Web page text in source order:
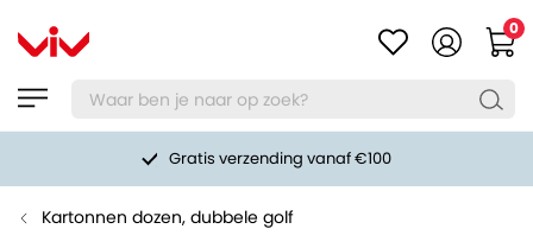
0
Gratis verzending vanaf €100
Kartonnen dozen, dubbele golf